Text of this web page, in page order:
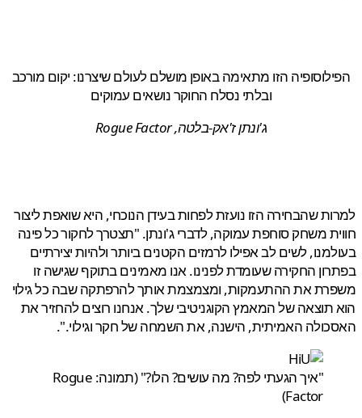
הזו מתאימה באופן מושלם לעולם שיצרנו: יקום מורכב
ובלתי נסלח החוקר נושאים עמוקים
ג'ונתן ז'אק-בלטה, Rogue Factor
שהבחירה הזו נועזת לפחות בעידן הנוכחי, היא שואפת ליצור
משחק סוחפת עמוקה, לדברי ג'ונתן. "תצטרך לחקור כל פינה
לשים לב אפילו לרמזים הקטנים ביותר ולהיות יצירתיים
החקירה שעומדת לפנינו. אנו מאמינים בתוקף שגישה זו
את ההתעמקות, ומצמצמת אותך להרפתקה שבה כל גילוי
תוצאה של המאמץ הקוגניטיבי שלך. אנחנו רוצים להחזיר את
האמיתית, הישנה, ​​את השמחה של חקר וגילוי.".
"איך הגעתי לפה? מה עושים? הלו?" (תמונה: Rogue
Factor)